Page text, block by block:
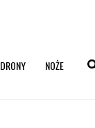
DRONY NOŻE